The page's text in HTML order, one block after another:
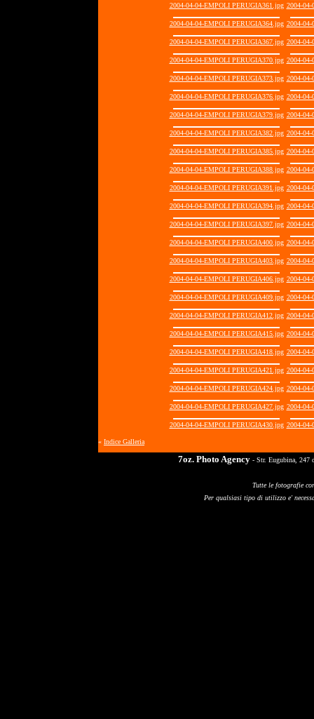
2004-04-04-EMPOLI PERUGIA361.jpg 2004-
2004-04-04-EMPOLI PERUGIA364.jpg 2004-
2004-04-04-EMPOLI PERUGIA367.jpg 2004-
2004-04-04-EMPOLI PERUGIA370.jpg 2004-
2004-04-04-EMPOLI PERUGIA373.jpg 2004-
2004-04-04-EMPOLI PERUGIA376.jpg 2004-
2004-04-04-EMPOLI PERUGIA379.jpg 2004-
2004-04-04-EMPOLI PERUGIA382.jpg 2004-
2004-04-04-EMPOLI PERUGIA385.jpg 2004-
2004-04-04-EMPOLI PERUGIA388.jpg 2004-
2004-04-04-EMPOLI PERUGIA391.jpg 2004-
2004-04-04-EMPOLI PERUGIA394.jpg 2004-
2004-04-04-EMPOLI PERUGIA397.jpg 2004-
2004-04-04-EMPOLI PERUGIA400.jpg 2004-
2004-04-04-EMPOLI PERUGIA403.jpg 2004-
2004-04-04-EMPOLI PERUGIA406.jpg 2004-
2004-04-04-EMPOLI PERUGIA409.jpg 2004-
2004-04-04-EMPOLI PERUGIA412.jpg 2004-
2004-04-04-EMPOLI PERUGIA415.jpg 2004-
2004-04-04-EMPOLI PERUGIA418.jpg 2004-
2004-04-04-EMPOLI PERUGIA421.jpg 2004-
2004-04-04-EMPOLI PERUGIA424.jpg 2004-
2004-04-04-EMPOLI PERUGIA427.jpg 2004-
2004-04-04-EMPOLI PERUGIA430.jpg 2004-
« Indice Galleria
7oz. Photo Agency - Str. Eugubina, 247
Tutte le fotografie
Per qualsiasi tipo di utilizzo e'